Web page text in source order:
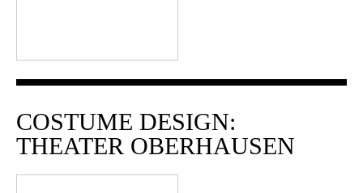
COSTUME DESIGN:
THEATER OBERHAUSEN